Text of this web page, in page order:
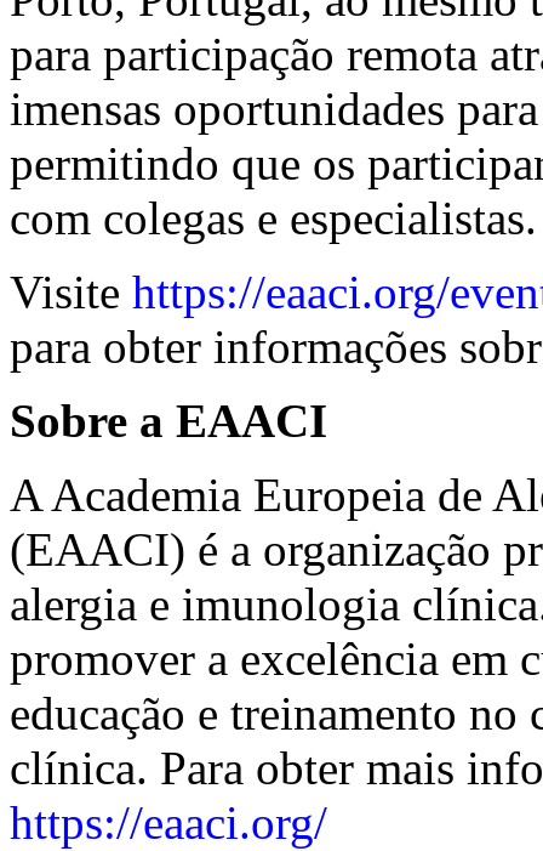
para participação remota
imensas oportunidades
permitindo que os
com colegas e especialistas.
Visite https://eaaci.org/
para obter informações
Sobre a EAACI
A Academia Europeia de
(EAACI) é a organização
alergia e imunologia
promover a excelência em
educação e treinamento
clínica. Para obter mais
https://eaaci.org/